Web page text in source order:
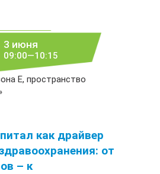
3 июня
09:00—10:15
E, пространство
как драйвер
от
– к